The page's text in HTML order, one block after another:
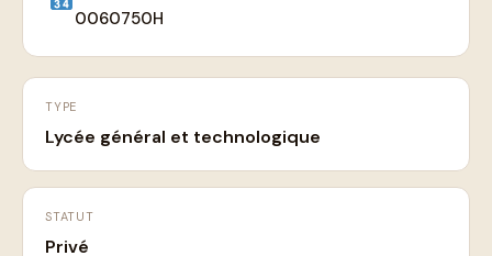
0060750H
TYPE
Lycée général et technologique
STATUT
Privé